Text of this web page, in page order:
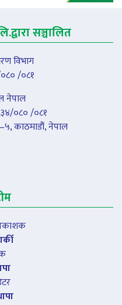
सञ्चालित
विभाग
/०८१
नेपाल
०८० /०८१
काठमाडौं, नेपाल